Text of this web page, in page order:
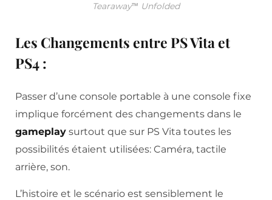
Tearaway™ Unfolded
Les Changements entre PS Vita et
PS4 :
Passer d’une console portable à une console fixe
implique forcément des changements dans le
gameplay surtout que sur PS Vita toutes les
possibilités étaient utilisées: Caméra, tactile
arrière, son.
L’histoire et le scénario est sensiblement le